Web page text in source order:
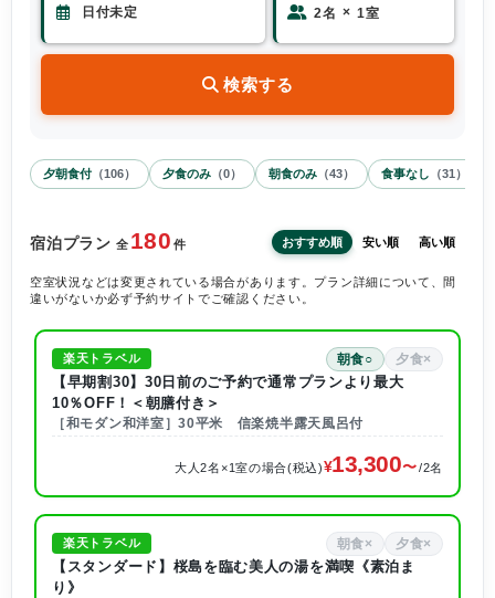
2名 × 1室
検索する
夕朝食付 （106） 夕食のみ （0） 朝食のみ （43） 食事なし （31 ）
宿泊プラン 全 180 件 おすすめ順 安い順 高い順
空室状況などは変更されている場合があります。プラン詳細について、間
違いがないか必ず予約サイトでご確認ください。
楽天トラベル 朝食○ 夕食×
【早期割30】30日前のご予約で通常プランより最大
10％OFF！＜朝膳付き＞
［和モダン和洋室］30平米 信楽焼半露天風呂付
大人2名×1室の場合(税込) 13,300 /2名
楽天トラベル 朝食× 夕食×
【スタンダード】桜島を臨む美人の湯を満喫《素泊ま
り》